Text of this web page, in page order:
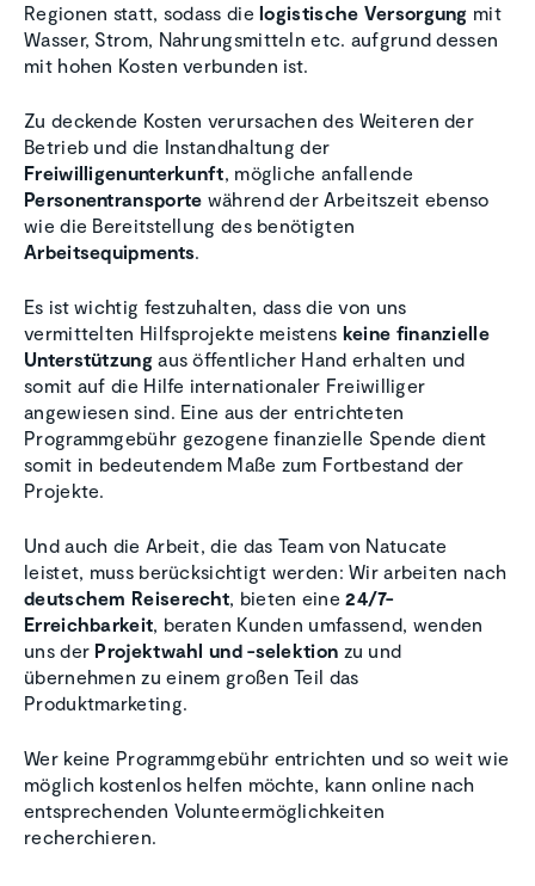
Regionen statt, sodass dielogistische Versorgung mit
Wasser, Strom, Nahrungsmitteln etc. aufgrund dessen
mit hohen Kosten verbunden ist.
Zu deckende Kosten verursachen des Weiteren der
Betrieb und die Instandhaltung der
Freiwilligenunterkunft, mögliche anfallende
Personentransporte während der Arbeitszeit ebenso
wie die Bereitstellung des benötigten
Arbeitsequipments.
Es ist wichtig festzuhalten, dass die von uns
vermittelten Hilfsprojekte meistens keine finanzielle
Unterstützungaus öffentlicher Hand erhalten und
somit auf die Hilfe internationaler Freiwilliger
angewiesen sind. Eine aus der entrichteten
Programmgebühr gezogene finanzielle Spende dient
somit in bedeutendem Maße zum Fortbestand der
Projekte.
Und auch die Arbeit, die das Team von Natucate
leistet, muss berücksichtigt werden: Wir arbeiten nach
deutschem Reiserecht, bieten eine24/7-
Erreichbarkeit, beraten Kunden umfassend, wenden
uns der Projektwahl und -selektion zu und
übernehmen zu einem großen Teil das
Produktmarketing.
Wer keine Programmgebühr entrichten und so weit wie
möglich kostenlos helfen möchte, kann online nach
entsprechenden Volunteermöglichkeiten
recherchieren.